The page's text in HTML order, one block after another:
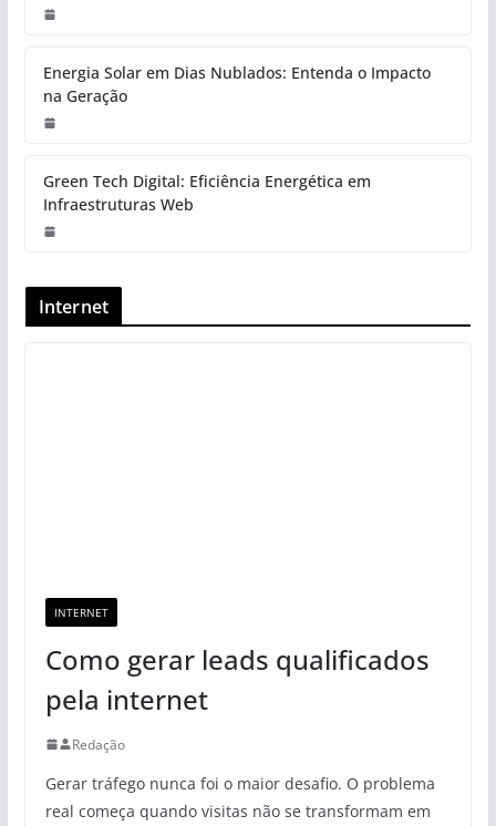
Energia Solar em Dias Nublados: Entenda o Impacto
na Geração
Green Tech Digital: Eficiência Energética em
Infraestruturas Web
Internet
INTERNET
Como gerar leads qualificados
pela internet
Redação
Gerar tráfego nunca foi o maior desafio. O problema
real começa quando visitas não se transformam em